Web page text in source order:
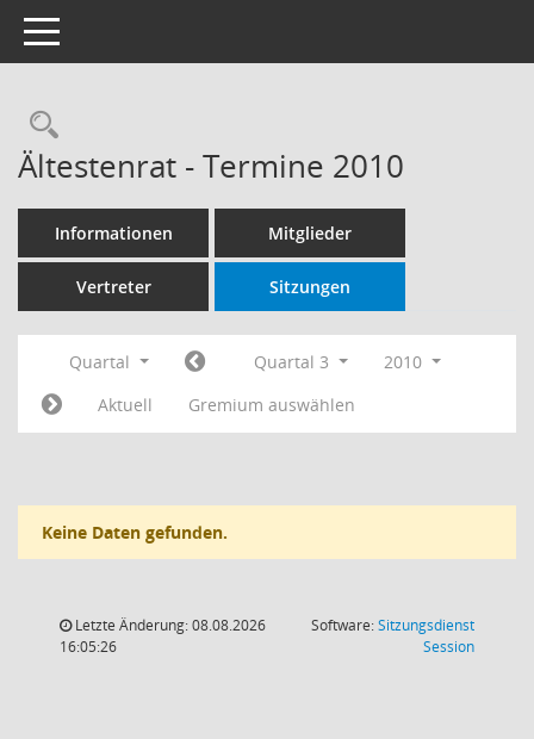
Toggle navigation
Rechercheauswahl
Ältestenrat - Termine 2010
Informationen Mitglieder
Vertreter Sitzungen
Quartal Quartal 3
2010
Aktuell
Gremium auswählen
Keine Daten gefunden.
Letzte Änderung: 08.08.2026
16:05:26
Software:Sitzungsdienst
Session(Wird in